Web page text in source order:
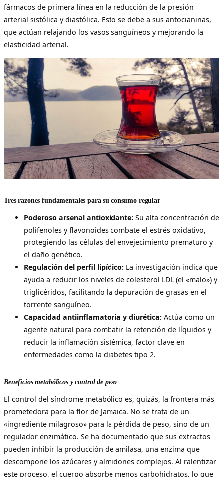
fármacos de primera línea en la reducción de la presión
arterial sistólica y diastólica. Esto se debe a sus antocianinas,
que actúan relajando los vasos sanguíneos y mejorando la
elasticidad arterial.
Tres razones fundamentales para su consumo regular
Poderoso arsenal antioxidante: Su alta concentración de
polifenoles y flavonoides combate el estrés oxidativo,
protegiendo las células del envejecimiento prematuro y
el daño genético.
Regulación del perfil lipídico: La investigación indica que
ayuda a reducir los niveles de colesterol LDL (el «malo») y
triglicéridos, facilitando la depuración de grasas en el
torrente sanguíneo.
Capacidad antiinflamatoria y diurética: Actúa como un
agente natural para combatir la retención de líquidos y
reducir la inflamación sistémica, factor clave en
enfermedades como la diabetes tipo 2.
Beneficios metabólicos y control de peso
El control del síndrome metabólico es, quizás, la frontera más
prometedora para la flor de Jamaica. No se trata de un
«ingrediente milagroso» para la pérdida de peso, sino de un
regulador enzimático. Se ha documentado que sus extractos
pueden inhibir la producción de amilasa, una enzima que
descompone los azúcares y almidones complejos. Al ralentizar
este proceso, el cuerpo absorbe menos carbohidratos, lo que